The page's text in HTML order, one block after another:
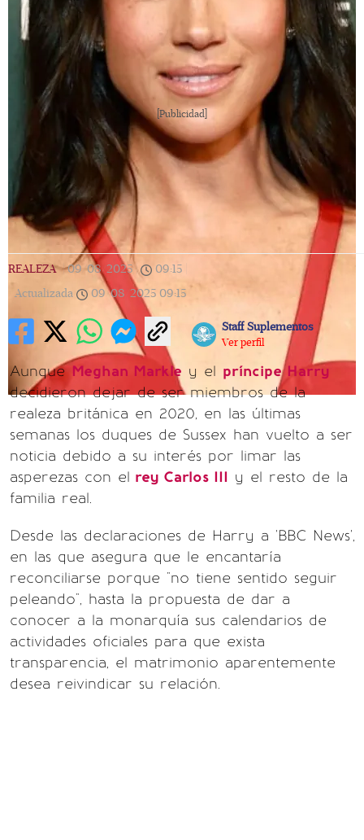
[Publicidad]
REALEZA | 09/08/2025 | 09:15
Actualizada
09/08/2025 09:15
Staff Suplementos
Ver perfil
Aunque Meghan Markle y el príncipe Harry
decidieron dejar de ser miembros de la
realeza británica en 2020, en las últimas
semanas los duques de Sussex han vuelto a ser
noticia debido a su interés por limar las
asperezas con el rey Carlos III y el resto de la
familia real.
Desde las declaraciones de Harry a 'BBC News',
en las que asegura que le encantaría
reconciliarse porque "no tiene sentido seguir
peleando", hasta la propuesta de dar a
conocer a la monarquía sus calendarios de
actividades oficiales para que exista
transparencia, el matrimonio aparentemente
desea reivindicar su relación.